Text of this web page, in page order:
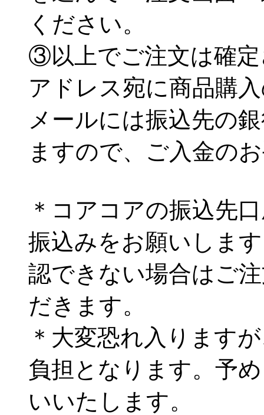
ください。
③以上でご注文は確
アドレス宛に商品購
メールには振込先の
ますので、ご入金の
＊コアコアの振込先
振込みをお願いしま
認できない場合はご
だきます。
＊大変恐れ入ります
負担となります。予
いいたします。